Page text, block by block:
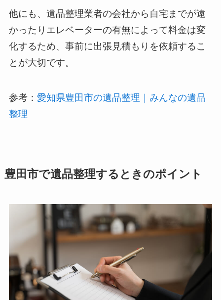
他にも、遺品整理業者の会社から自宅までが遠
かったりエレベーターの有無によって料金は変
化するため、事前に出張見積もりを依頼するこ
とが大切です。
参考： 愛知県豊田市の遺品整理｜みんなの遺品
整理
豊田市で遺品整理するときのポイント